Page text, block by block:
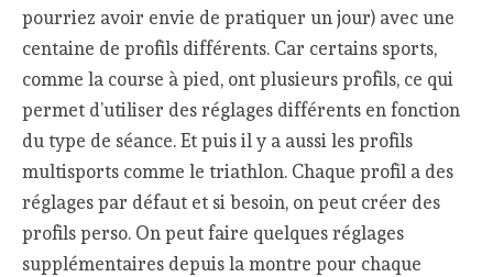
pourriez avoir envie de pratiquer un jour) avec une
centaine de profils différents. Car certains sports,
comme la course à pied, ont plusieurs profils, ce qui
permet d’utiliser des réglages différents en fonction
du type de séance. Et puis il y a aussi les profils
multisports comme le triathlon. Chaque profil a des
réglages par défaut et si besoin, on peut créer des
profils perso. On peut faire quelques réglages
supplémentaires depuis la montre pour chaque